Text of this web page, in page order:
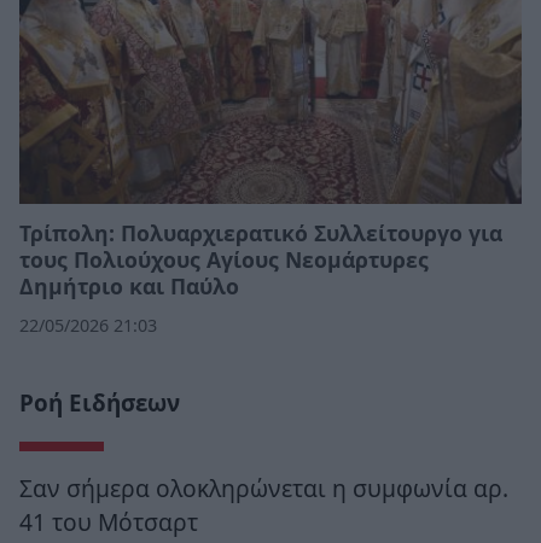
Τρίπολη: Πολυαρχιερατικό Συλλείτουργο για
τους Πολιούχους Αγίους Νεομάρτυρες
Δημήτριο και Παύλο
22/05/2026 21:03
Ροή Ειδήσεων
Σαν σήμερα ολοκληρώνεται η συμφωνία αρ.
41 του Μότσαρτ